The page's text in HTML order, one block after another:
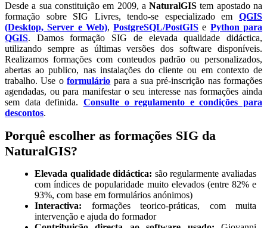
Desde a sua constituição em 2009, aNaturalGIS tem apostado na
formação sobre SIG Livres, tendo-se especializado em QGIS
(Desktop, Server e Web),PostgreSQL/PostGIS e Python para
QGIS. Damos formação SIG de elevada qualidade didáctica,
utilizando sempre as últimas versões dos software disponíveis.
Realizamos formações com conteudos padrão ou personalizados,
abertas ao publico, nas instalações do cliente ou em contexto de
trabalho. Use oformulário para a sua pré-inscrição nas formações
agendadas, ou para manifestar o seu interesse nas formações ainda
sem data definida. Consulte o regulamento e condições para
descontos.
Porquê escolher as formações SIG da
NaturalGIS?
Elevada qualidade didáctica: são regularmente avaliadas
com índices de popularidade muito elevados (entre 82% e
93%, com base em formulários anónimos)
Interactiva: formações teorico-práticas, com muita
intervenção e ajuda do formador